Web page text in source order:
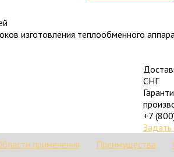
изготовления теплообменного
СНГ
+7
Задать
применения Преимущества